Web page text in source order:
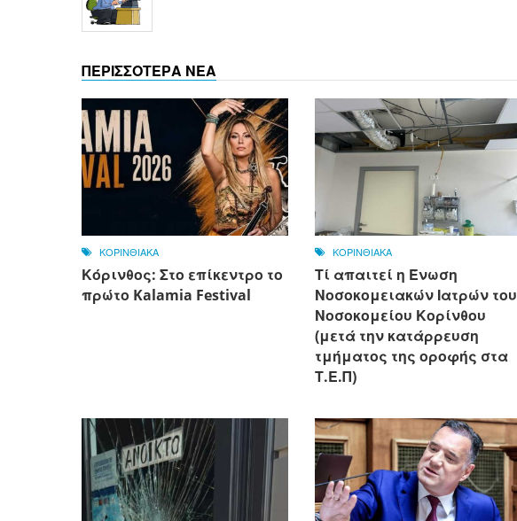
ΠΕΡΙΣΣΟΤΕΡΑ ΝΕΑ
ΚΟΡΙΝΘΙΑΚΑ
Κόρινθος: Στο επίκεντρο το
πρώτο Kalamia Festival
ΚΟΡΙΝΘΙΑΚΑ
Τί απαιτεί η Ένωση
Νοσοκομειακών Ιατρών του
Νοσοκομείου Κορίνθου
(μετά την κατάρρευση
τμήματος της οροφής στα
Τ.Ε.Π)